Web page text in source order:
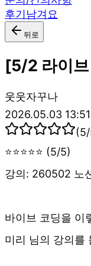
후기남겨요
뒤로
[5/2 라이
웃웃자꾸나
2026.05.03 13:51
(5
⭐⭐⭐⭐⭐ (5/5)
강의: 260502 노
바이브 코딩을 이
미리 님의 강의를